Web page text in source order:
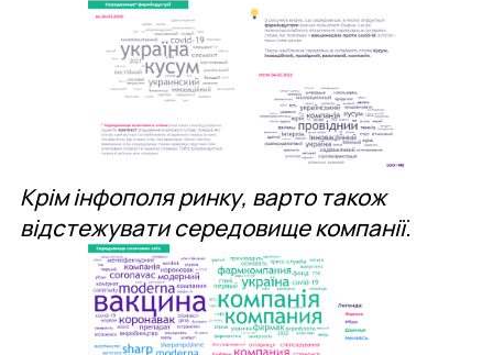
Крім інфополя ринку, варто також
відстежувати середовище компанії.